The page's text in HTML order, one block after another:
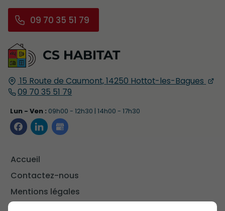
CS HABITAT
15 Route de Caumont,14250 Hottot-les-Bagues
09 70 35 51 79
Lun - Ven : 09h00 - 12h30 | 14h00 - 17h30
Accueil
Contactez-nous
Mentions légales
09 70 35 51 79